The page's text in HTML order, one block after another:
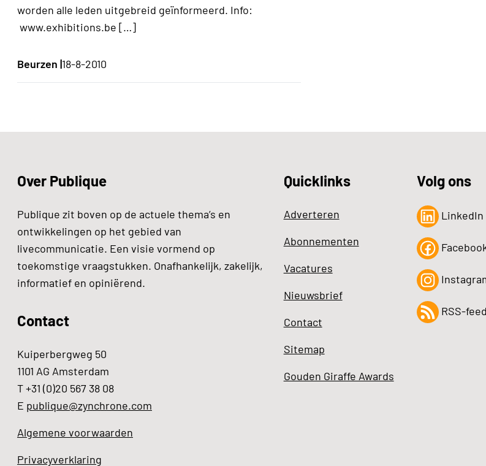
worden alle leden uitgebreid geïnformeerd. Info:
www.exhibitions.be […]
Beurzen |18-8-2010
Over Publique
Publique zit boven op de actuele thema’s en
ontwikkelingen op het gebied van
livecommunicatie. Een visie vormend op
toekomstige vraagstukken. Onafhankelijk, zakelijk,
informatief en opiniërend.
Contact
Kuiperbergweg 50
1101 AG Amsterdam
T +31 (0)20 567 38 08
E publique@zynchrone.com
Algemene voorwaarden
Privacyverklaring
Quicklinks
Adverteren
Abonnementen
Vacatures
Nieuwsbrief
Contact
Sitemap
Gouden Giraffe Awards
Volg ons
LinkedIn
RSS-feed